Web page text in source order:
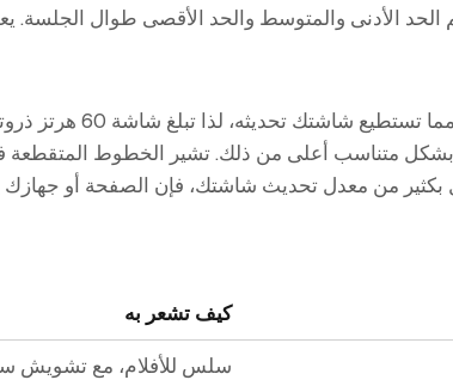
قيم الحد الأدنى والمتوسط والحد الأقصى طوال
أو 240 هرتز ذروتها بشكل متناسب أعلى من ذلك. تشير الخطوط
كيف تشعر به
سلس للأفلام، مع تشويش